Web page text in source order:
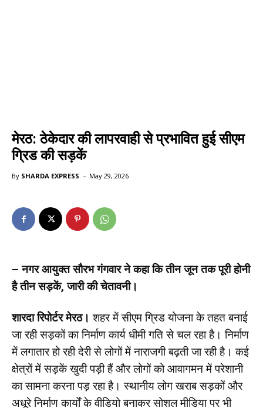
मेरठ: ठेकेदार की लापरवाही से प्रभावित हुई सीएम
ग्रिड की सड़कें
By SHARDA EXPRESS - May 29, 2026
– नगर आयुक्त सौरभ गंगवार ने कहा कि तीन जून तक पूरी होनी
है तीन सड़कें, जारी की चेतावनी।
शारदा रिपोर्टर मेरठ। शहर में सीएम ग्रिड योजना के तहत बनाई
जा रही सड़कों का निर्माण कार्य धीमी गति से चल रहा है। निर्माण
में लगातार हो रही देरी से लोगों में नाराजगी बढ़ती जा रही है। कई
क्षेत्रों में सड़कें खुदी पड़ी हैं और लोगों को आवागमन में परेशानी
का सामना करना पड़ रहा है। स्थानीय लोग खराब सड़कों और
अधूरे निर्माण कार्यों के वीडियो बनाकर सोशल मीडिया पर भी